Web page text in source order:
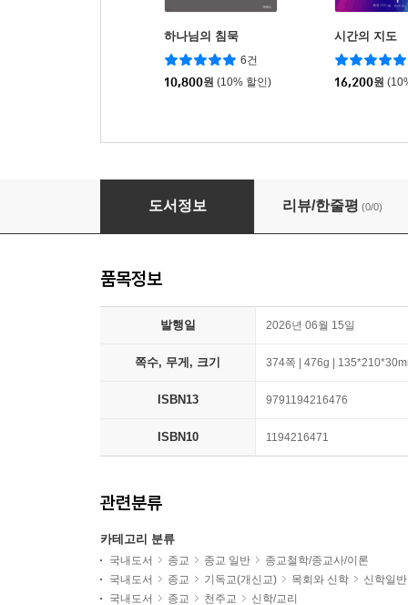
하나님의 침묵
6건
10,800원 (10% 할인)
시간의 지도
16,200원
침묵하는 신과 침묵당하는 사람들
도서정보 리뷰/한줄평 (0/0)
품목정보
발행일 2026년 06월 15일
쪽수, 무게, 크기 374쪽 | 476g |
ISBN13 9791194216476
ISBN10 1194216471
관련분류
카테고리 분류
국내도서 종교 종교 일반
종교철학/종교사/이론
국내도서
종교 기독교(개신교) 목회와 신학
신학일반
국내도서
종교 천주교 신학/교리